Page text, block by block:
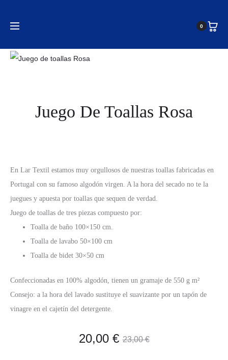
0
Juego De Toallas Rosa
En Lar Textil estamos muy orgullosos de nuestras toallas fabricadas en
Portugal con su famoso algodón virgen. A la hora del secado no te la
juegues y apuesta por toallas que sequen de verdad.
Juego de toallas de tres piezas compuesto por:
Toalla de baño 100×150 cm.
Toalla de lavabo 50×100 cm
Toalla de bidet 30×50 cm
Confeccionadas en 100% algodón, tienen un gramaje de 550 g m²
Consejo: a la hora del lavado sustituye el suavizante por un tapón de
vinagre en el cajetín del detergente.
23,00€
El
20,00 €